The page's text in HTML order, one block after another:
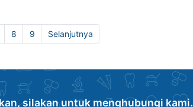
8 9 Selanjutnya
silakan untuk menghubungi kami.